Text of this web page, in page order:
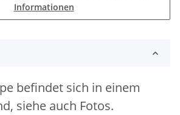
Informationen
befindet sich in einem
siehe auch Fotos.